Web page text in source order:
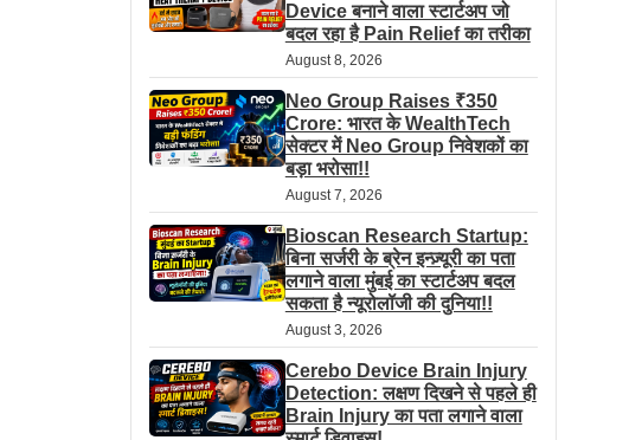
Device बनाने वाला स्टार्टअप जो
बदल रहा है Pain Relief का तरीका
August 8, 2026
Neo Group Raises ₹350
Crore: भारत के WealthTech
सेक्टर में Neo Group निवेशकों का
बड़ा भरोसा!!
August 7, 2026
Bioscan Research Startup:
बिना सर्जरी के ब्रेन इन्ज़्यूरी का पता
लगाने वाला मुंबई का स्टार्टअप बदल
सकता है न्यूरोलॉजी की दुनिया!!
August 3, 2026
Cerebo Device Brain Injury
Detection: लक्षण दिखने से पहले ही
Brain Injury का पता लगाने वाला